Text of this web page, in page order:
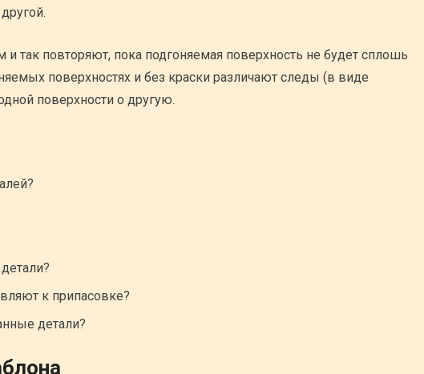
так повторяют, пока подгоняемая поверхность не будет сплошь
поверхностях и без краски различают следы (в виде
поверхности о другую.
к припасовке?
детали?